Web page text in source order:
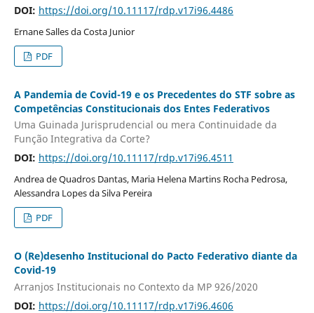
DOI: https://doi.org/10.11117/rdp.v17i96.4486
Ernane Salles da Costa Junior
PDF
A Pandemia de Covid-19 e os Precedentes do STF sobre as
Competências Constitucionais dos Entes Federativos
Uma Guinada Jurisprudencial ou mera Continuidade da
Função Integrativa da Corte?
DOI: https://doi.org/10.11117/rdp.v17i96.4511
Andrea de Quadros Dantas, Maria Helena Martins Rocha Pedrosa,
Alessandra Lopes da Silva Pereira
PDF
O (Re)desenho Institucional do Pacto Federativo diante da
Covid-19
Arranjos Institucionais no Contexto da MP 926/2020
DOI: https://doi.org/10.11117/rdp.v17i96.4606